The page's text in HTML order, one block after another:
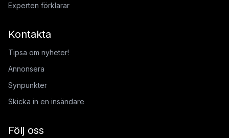
Experten förklarar
Kontakta
Tipsa om nyheter!
Annonsera
Synpunkter
Skicka in en insändare
Följ oss